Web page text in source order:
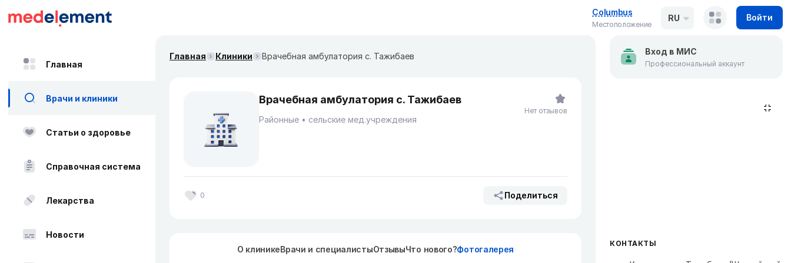
Columbus
Местоположение
RU Войти
Главная
Врачи и клиники
Статьи о здоровье
Справочная система
Лекарства
Новости
Главная Клиники Врачебная амбулатория с. Тажибаев
Врачебная амбулатория с. Тажибаев
Районные сельские мед.учреждения
0 Поделиться
Нет отзывов
О клиникеВрачи и специалистыОтзывыЧто нового?Фотогалерея
Вход в МИС
Профессиональный аккаунт
КОНТАКТЫ